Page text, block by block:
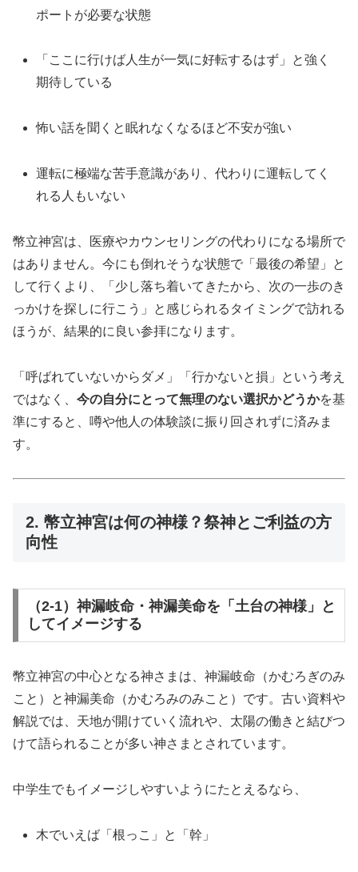
ポートが必要な状態
「ここに行けば人生が一気に好転するはず」と強く
期待している
怖い話を聞くと眠れなくなるほど不安が強い
運転に極端な苦手意識があり、代わりに運転してく
れる人もいない
幣立神宮は、医療やカウンセリングの代わりになる場所で
はありません。今にも倒れそうな状態で「最後の希望」と
して行くより、「少し落ち着いてきたから、次の一歩のき
っかけを探しに行こう」と感じられるタイミングで訪れる
ほうが、結果的に良い参拝になります。
「呼ばれていないからダメ」「行かないと損」という考え
ではなく、 今の自分にとって無理のない選択かどうかを基
準にすると、噂や他人の体験談に振り回されずに済みま
す。
2. 幣立神宮は何の神様？祭神とご利益の方
向性
（2-1）神漏岐命・神漏美命を「土台の神様」と
してイメージする
幣立神宮の中心となる神さまは、神漏岐命（かむろぎのみ
こと）と神漏美命（かむろみのみこと）です。古い資料や
解説では、天地が開けていく流れや、太陽の働きと結びつ
けて語られることが多い神さまとされています。
中学生でもイメージしやすいようにたとえるなら、
木でいえば「根っこ」と「幹」